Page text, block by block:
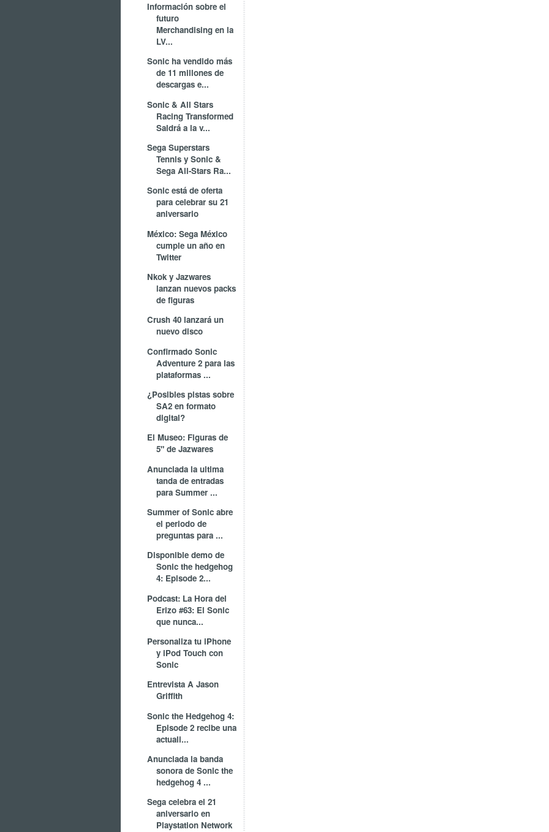
Información sobre el
futuro
Merchandising en la
LV...
Sonic ha vendido más
de 11 millones de
descargas e...
Sonic & All Stars
Racing Transformed
Saldrá a la v...
Sega Superstars
Tennis y Sonic &
Sega All-Stars Ra...
Sonic está de oferta
para celebrar su 21
aniversario
México: Sega México
cumple un año en
Twitter
Nkok y Jazwares
lanzan nuevos packs
de figuras
Crush 40 lanzará un
nuevo disco
Confirmado Sonic
Adventure 2 para las
plataformas ...
¿Posibles pistas sobre
SA2 en formato
digital?
El Museo: Figuras de
5" de Jazwares
Anunciada la ultima
tanda de entradas
para Summer ...
Summer of Sonic abre
el periodo de
preguntas para ...
Disponible demo de
Sonic the hedgehog
4: Episode 2...
Podcast: La Hora del
Erizo #63: El Sonic
que nunca...
Personaliza tu iPhone
y iPod Touch con
Sonic
Entrevista A Jason
Griffith
Sonic the Hedgehog 4:
Episode 2 recibe una
actuali...
Anunciada la banda
sonora de Sonic the
hedgehog 4 ...
Sega celebra el 21
aniversario en
Playstation Network